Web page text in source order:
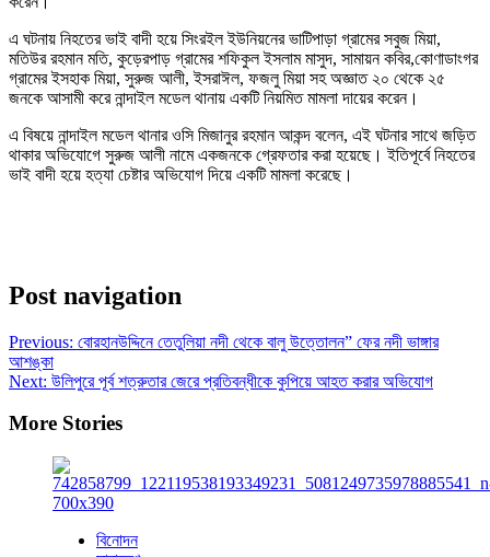
এ ঘটনায় নিহতের ভাই বাদী হয়ে সিংরইল ইউনিয়নের ভাটিপাড়া গ্রামের সবুজ মিয়া,
মতিউর রহমান মতি, কুড়েরপাড় গ্রামের শফিকুল ইসলাম মাসুদ, সামায়ন কবির,কোণাডাংগর
গ্রামের ইসহাক মিয়া, সুরুজ আলী, ইসরাঈল, ফজলু মিয়া সহ অজ্ঞাত ২০ থেকে ২৫
জনকে আসামী করে নান্দাইল মডেল থানায় একটি নিয়মিত মামলা দায়ের করেন।
এ বিষয়ে নান্দাইল মডেল থানার ওসি মিজানুর রহমান আকন্দ বলেন, এই ঘটনার সাথে জড়িত
থাকার অভিযোগে সুরুজ আলী নামে একজনকে গ্রেফতার করা হয়েছে। ইতিপূর্বে নিহতের
ভাই বাদী হয়ে হত্যা চেষ্টার অভিযোগ দিয়ে একটি মামলা করেছে।
Post navigation
Previous: বোরহানউদ্দিনে তেতুলিয়া নদী থেকে বালু উত্তোলন” ফের নদী ভাঙ্গার
আশঙ্কা
Next: উলিপুরে পূর্ব শত্রুতার জেরে প্রতিবন্ধীকে কুপিয়ে আহত করার অভিযোগ
More Stories
বিনোদন